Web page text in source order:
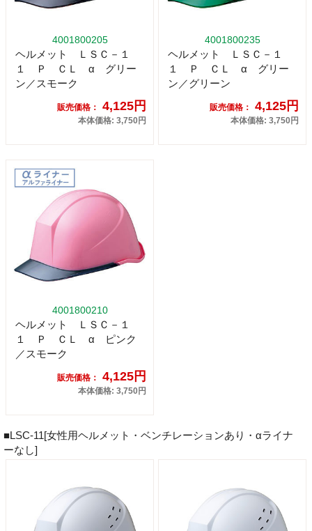
4001800205
ヘルメット ＬＳＣ－１
１ Ｐ ＣＬ α グリー
ン／スモーク
販売価格： 4,125円
本体価格: 3,750円
4001800235
ヘルメット ＬＳＣ－１
１ Ｐ ＣＬ α グリー
ン／グリーン
販売価格： 4,125円
本体価格: 3,750円
4001800210
ヘルメット ＬＳＣ－１
１ Ｐ ＣＬ α ピンク
／スモーク
販売価格： 4,125円
本体価格: 3,750円
■LSC-11[女性用ヘルメット・ベンチレーションあり・αライナ
ーなし]